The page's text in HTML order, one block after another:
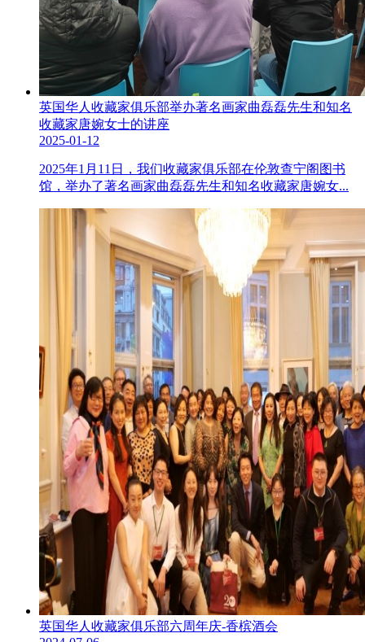
英国华人收藏家俱乐部举办著名画家曲磊磊先生和知名
收藏家唐婉女士的讲座
2025-01-12
2025年1月11日，我们收藏家俱乐部在伦敦查宁阁图书
馆，举办了著名画家曲磊磊先生和知名收藏家唐婉女...
英国华人收藏家俱乐部六周年庆-香槟酒会